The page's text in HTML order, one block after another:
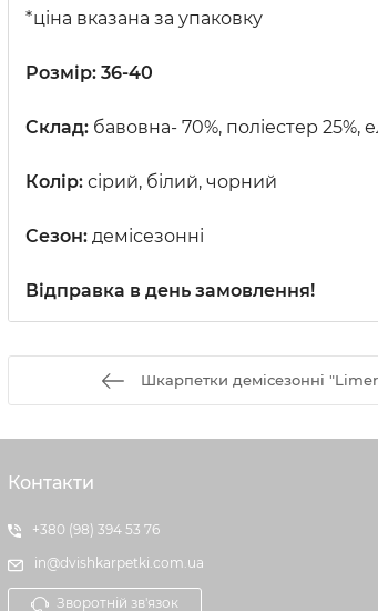
*ціна вказана за упаковку
Розмір: 36-40
Склад: бавовна- 70%, поліестер 25%,
Колір: сірий, білий, чорний
Сезон: демісезонні
Відправка в день замовлення!
Шкарпетки демісезонні
Контакти
+380 (98) 394 53 76
in@dvishkarpetki.com.ua
Зворотній зв'язок